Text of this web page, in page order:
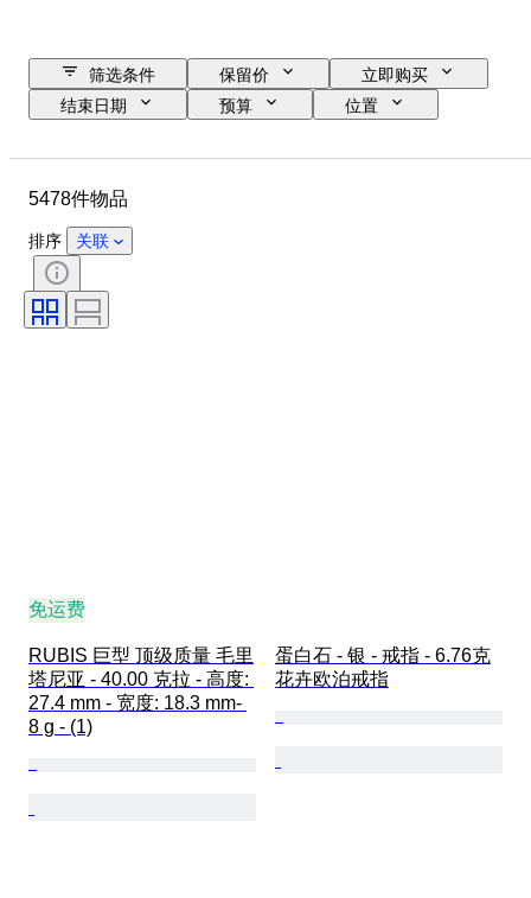
筛选条件 保留价
立即购买
结束日期
预算
位置
状态
证明
切割
矿物形态
原创作品／复制品
5478件物品
排序 关联
免运费
RUBIS 巨型 顶级质量 毛里
塔尼亚 - 40.00 克拉 - 高度:
27.4 mm - 宽度: 18.3 mm-
8 g - (1)
蛋白石 - 银 - 戒指 - 6.76克
花卉欧泊戒指